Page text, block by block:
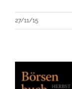
27/11/15